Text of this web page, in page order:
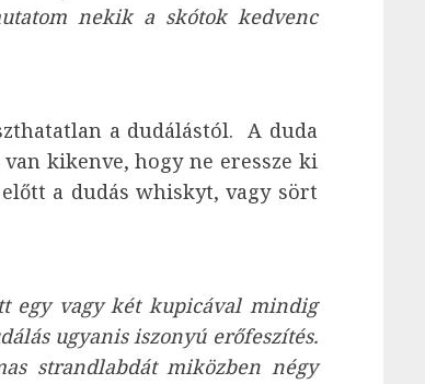
nekik a skótok kedvenc
a dudálástól. A duda
kikenve, hogy ne eressze ki
a dudás whiskyt, vagy sört
egy vagy két kupicával mindig
ugyanis iszonyú erőfeszítés.
strandlabdát miközben négy